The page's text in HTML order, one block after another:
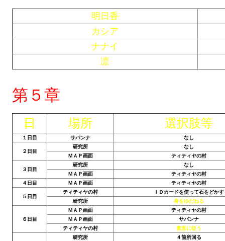
Kingdoms of Amalur: Reckoning
Mass Effect Andromeda
Sims 3
Sims 4
Star Wars Jedi Knight: Dark Force II
Star Wars Knights of the Old Republic 1
Star Wars Knights of the Old Republic 2
Titan Quest Immortal Throne
Ведьмак 1
明日香
カシア
ナナイ
凛
第５章
日 場所 選択肢等
１日目 サバンナ なし
２日目
研究所
なし
ＭＡＰ画面
ティティヤの村
３日目
研究所
なし
ＭＡＰ画面
ティティヤの村
４日目
ＭＡＰ画面 ティティヤの村
５日目
ティティヤの村
ＩＤカードを使って石をどかす
研究所
身をゆだねる
６日目
ＭＡＰ画面
ティティヤの村
ＭＡＰ画面
サバンナ
ティティヤの村
素直に従う
研究所
４箇所回る